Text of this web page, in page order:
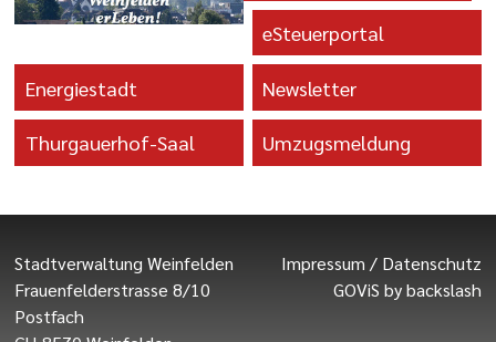
eSteuerportal
Energiestadt Newsletter
Thurgauerhof-Saal Umzugsmeldung
Impressum / Datenschutz
GOViS bybackslash
Stadtverwaltung Weinfelden
Frauenfelderstrasse 8/10
Postfach